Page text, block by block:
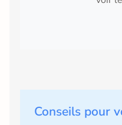
Conseils pour